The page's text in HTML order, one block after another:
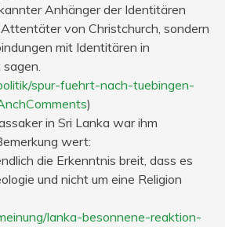
Anhänger der Identitären
von Christchurch, sondern
mit Identitären in
spur-fuehrt-nach-tuebingen-
)
in Sri Lanka war ihm
wert:
die Erkenntnis breit, dass es
und nicht um eine Religion
lanka-besonnene-reaktion-